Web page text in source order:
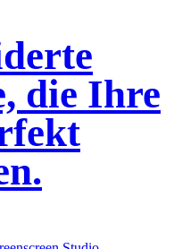
die Ihre